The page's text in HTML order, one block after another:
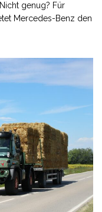
genug? Für
Mercedes-Benz den